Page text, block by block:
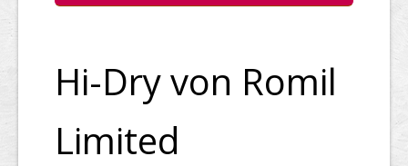
Login
Preise
Hi-Dry von Romil
Limited